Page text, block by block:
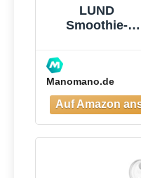
LUND
Smoothie-
Manomano.de